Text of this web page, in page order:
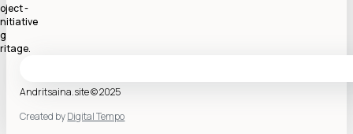
-
Andritsaina.site © 2025
Created byDigital Tempo